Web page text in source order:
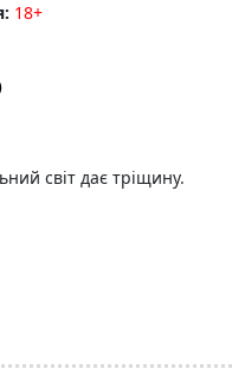
18+
світ дає тріщину.